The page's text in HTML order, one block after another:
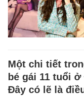
Một chi tiết
bé gái 11 tuổi
Đây có lẽ là